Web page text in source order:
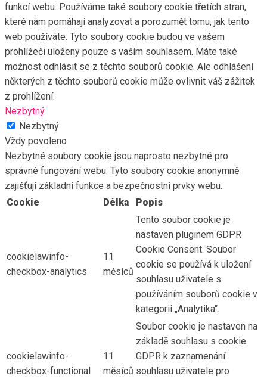
funkcí webu. Používáme také soubory cookie třetích stran,
které nám pomáhají analyzovat a porozumět tomu, jak tento
web používáte. Tyto soubory cookie budou ve vašem
prohlížeči uloženy pouze s vaším souhlasem. Máte také
možnost odhlásit se z těchto souborů cookie. Ale odhlášení
některých z těchto souborů cookie může ovlivnit váš zážitek
z prohlížení.
Nezbytný
Nezbytný
Vždy povoleno
Nezbytné soubory cookie jsou naprosto nezbytné pro
správné fungování webu. Tyto soubory cookie anonymně
zajišťují základní funkce a bezpečnostní prvky webu.
Cookie
Délka Popis
cookielawinfo-
checkbox-analytics
11
měsíců
Tento soubor cookie je
nastaven pluginem GDPR
Cookie Consent. Soubor
cookie se používá k uložení
souhlasu uživatele s
používáním souborů cookie v
kategorii „Analytika“.
cookielawinfo-
checkbox-functional
11
měsíců
Soubor cookie je nastaven na
základě souhlasu s cookie
GDPR k zaznamenání
souhlasu uživatele pro